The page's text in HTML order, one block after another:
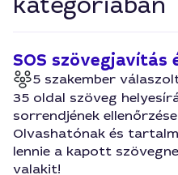
SOS szövegjavítás
5 szakember
35 oldal szöveg
sorrendjének
Olvashatónak és
lennie a kapott
valakit!